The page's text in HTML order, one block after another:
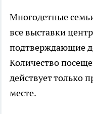
Многодетные
все выставки
подтверждающие
Количество
действует только
месте.